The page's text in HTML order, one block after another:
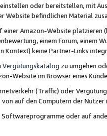
oder bereitstellen, mit
Website befindlichen Material
einer Amazon-Website
einem Forum, einem
Kontext) keine Partner-Links
Vergütungskatalog zu umgehen
Website im Browser eines
(Traffic) oder
auf den Computern der
Softwareprogramme oder auf